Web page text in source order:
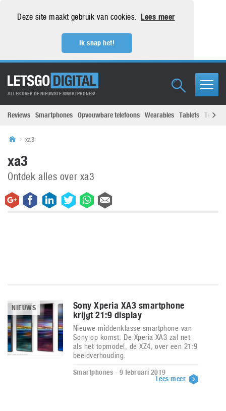
Deze site maakt gebruik van cookies. Lees meer
Ik snap het!
ALLES OVER DE NIEUWSTE SMARTPHONES!
Reviews Smartphones Opvouwbare telefoons Wearables Tablets
xa3
xa3
Ontdek alles over xa3
NIEUWS
Sony Xperia XA3 smartphone
krijgt 21:9 display
Nieuwe middenklasse smartphone van
Sony op komst. De Xperia XA3 zal net
als het topmodel, de XZ4, over een 21:9
beeldverhouding.
Smartphones - 9 februari 2019
Lees meer